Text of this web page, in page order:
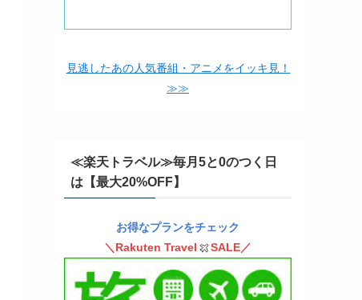
見逃したあの人気番組・アニメをイッキ見！
≫≫
≪楽天トラベル≫毎月5と0のつく日
は【最大20%OFF】
お得なプランをチェック
＼Rakuten Travel
SALE／